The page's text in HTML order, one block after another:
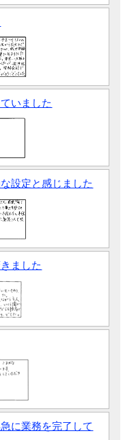
いました
設定と感じました
ました
に業務を完了して